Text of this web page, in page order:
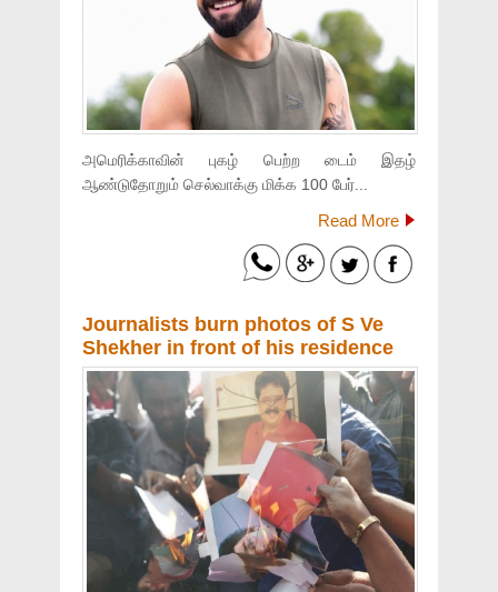
அமெரிக்காவின் புகழ் பெற்ற டைம் இதழ்
ஆண்டுதோறும் செல்வாக்கு மிக்க 100 பேர்...
Read More
Journalists burn photos of S Ve
Shekher in front of his residence